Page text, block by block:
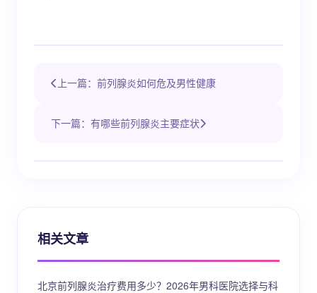
上一篇：前列腺炎如何危及男性健康
下一篇：有哪些前列腺炎主要症状
相关文章
北京前列腺炎治疗费用多少？2026年男科医院选择与科